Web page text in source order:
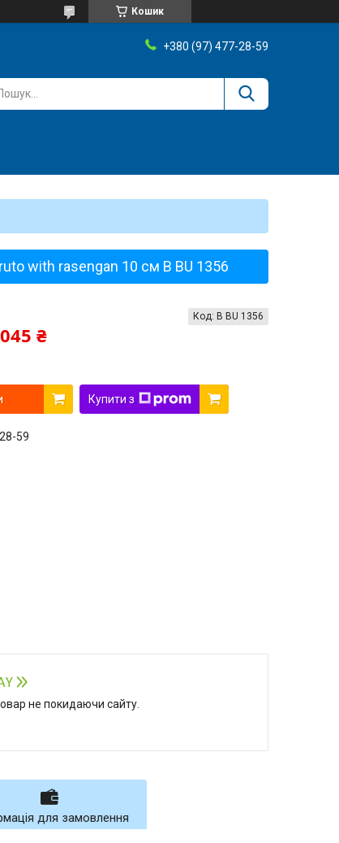
Кошик
+380 (97) 477-28-59
with rasengan 10 см B BU 1356
₴
Код: B BU 1356
Купити з
59
не покидаючи сайту.
для замовлення